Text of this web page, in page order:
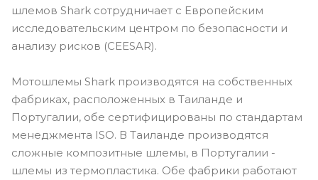
шлемов Shark сотрудничает с Европейским
исследовательским центром по безопасности и
анализу рисков (CEESAR).
Мотошлемы Shark производятся на собственных
фабриках, расположенных в Таиланде и
Португалии, обе сертифицированы по стандартам
менеджмента ISO. В Таиланде производятся
сложные композитные шлемы, в Португалии -
шлемы из термопластика. Обе фабрики работают